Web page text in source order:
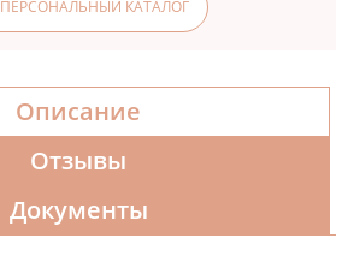
ПЕРСОНАЛЬНЫЙ КАТАЛОГ
Описание
Отзывы
Документы